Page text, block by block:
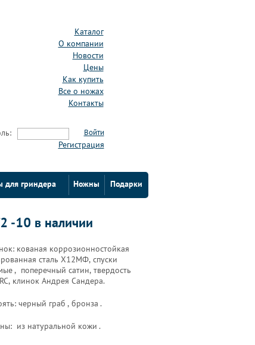
Каталог
О компании
Новости
Цены
Как купить
Все о ножах
Контакты
Войти
Регистрация
для гриндера Ножны Подарки
-10 в наличии
кованая коррозионностойкая
сталь Х12МФ, спуски
, поперечный сатин, твердость
клинок Андрея Сандера.
черный граб , бронза .
из натуральной кожи .